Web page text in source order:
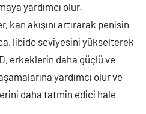
yardımcı olur.
akışını artırarak penisin
libido seviyesini yükselterek
erkeklerin daha güçlü ve
yardımcı olur ve
daha tatmin edici hale